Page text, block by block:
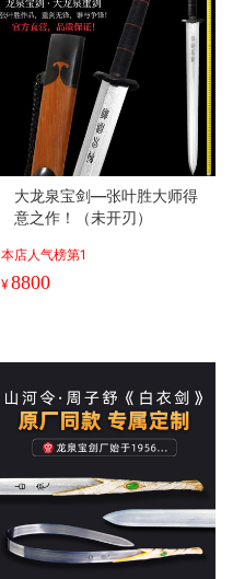
大龙泉宝剑—张叶胜大师得
意之作！（未开刃）
本店人气榜第1
¥8800